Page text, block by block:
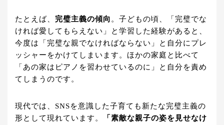
たとえば、 完璧主義の傾向 。子どもの頃、「完璧でな
ければ愛してもらえない」と学習した経験があると、
今度は「完璧な親でなければならない」と自分にプレ
ッシャーをかけてしまいます。ほかの家庭と比べて
「あの家はピアノを習わせているのに」と自分を責め
てしまうのです。
現代では、SNSを意識した子育ても新たな完璧主義の
形として現れています。
「素敵な親子の姿を見せなけ